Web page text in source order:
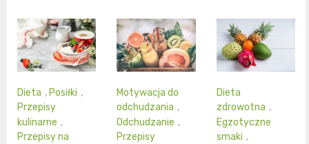
Dieta , Posiłki ,
Przepisy
kulinarne ,
Przepisy na
Motywacja do
odchudzania ,
Odchudzanie ,
Przepisy
Dieta
zdrowotna ,
Egzotyczne
smaki ,